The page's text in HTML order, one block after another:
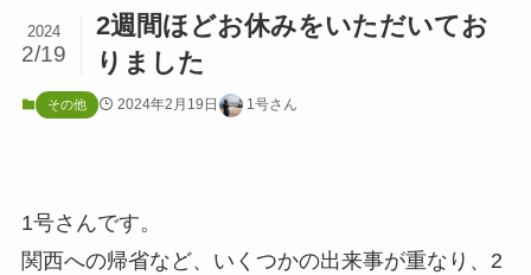
2週間ほどお休みをいただいてお
りました
2024
2/19
その他 2024年2月19日 1号さん
1号さんです。
関西への帰省など、いくつかの出来事が重なり、2